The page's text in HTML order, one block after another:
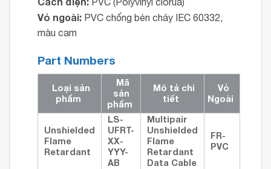
Vỏ ngoài: PVC chống bén cháy IEC 60332,
màu cam
Part Numbers
Loại sản
phẩm
Mã
sản
phẩm
Mô tả chi
tiết
Vỏ
Ngoài
Unshielded
Flame
Retardant
LS-
UFRT-
XX-
YYY-
AB
Multipair
Unshielded
Flame
Retardant
Data Cable
FR-
PVC